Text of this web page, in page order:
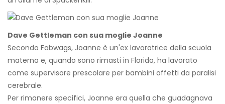
Dave Gettleman con sua moglie Joanne
Secondo Fabwags, Joanne è un'ex lavoratrice della scuola
materna e, quando sono rimasti in Florida, ha lavorato
come supervisore prescolare per bambini affetti da paralisi
cerebrale.
Per rimanere specifici, Joanne era quella che guadagnava